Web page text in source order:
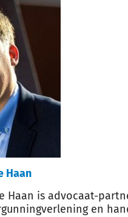
Haan
Haan is advocaat-
en